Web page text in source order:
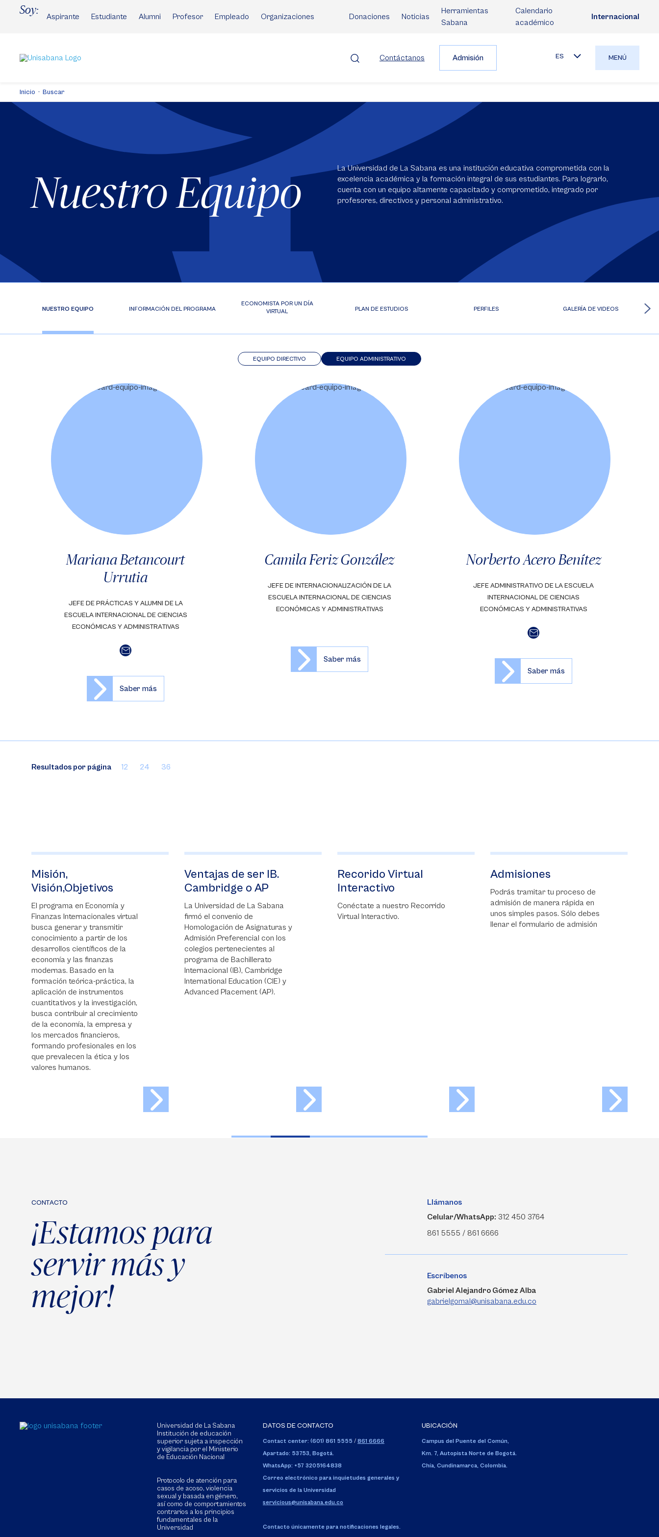
Soy:
Aspirante Estudiante Alumni Profesor Empleado Organizaciones Donaciones Noticias
Herramientas
Sabana
Calendario
académico
Internacional
Contáctanos Admisión ES MENÚ
Inicio Buscar
Nuestro Equipo
La Universidad de La Sabana es una institución educativa comprometida con la
excelencia académica y la formación integral de sus estudiantes. Para lograrlo,
cuenta con un equipo altamente capacitado y comprometido, integrado por
profesores, directivos y personal administrativo.
NUESTRO EQUIPO INFORMACIÓN DEL PROGRAMA
ECONOMISTA POR UN DÍA
VIRTUAL
PLAN DE ESTUDIOS PERFILES GALERÍA DE VIDEOS
EQUIPO ADMINISTRATIVO
EQUIPO DIRECTIVO
Mariana Betancourt
Urrutia
JEFE DE PRÁCTICAS Y ALUMNI DE LA
ESCUELA INTERNACIONAL DE CIENCIAS
ECONÓMICAS Y ADMINISTRATIVAS
Saber más
Camila Feriz González
JEFE DE INTERNACIONALIZACIÓN DE LA
ESCUELA INTERNACIONAL DE CIENCIAS
ECONÓMICAS Y ADMINISTRATIVAS
Saber más
Norberto Acero Benítez
JEFE ADMINISTRATIVO DE LA ESCUELA
INTERNACIONAL DE CIENCIAS
ECONÓMICAS Y ADMINISTRATIVAS
Saber más
Resultados por página 12 24 36
Cambridge o AP
La Universidad de La Sabana
firmó el convenio de
Homologación de Asignaturas y
Admisión Preferencial con los
colegios pertenecientes al
programa de Bachillerato
Internacional (IB), Cambridge
International Education (CIE) y
Advanced Placement (AP).
Recorido Virtual
Interactivo
Conéctate a nuestro Recorrido
Virtual Interactivo.
Admisiones
Podrás tramitar tu proceso de
admisión de manera rápida en
unos simples pasos. Sólo debes
Programas
Podrás tramitar tu proceso de
admisión de manera rápida en
unos simples pasos. Sólo debes
llenar el formulario de admisión,
CONTACTO
¡Estamos para
servir más y
mejor!
Llámanos
Celular/WhatsApp: 312 450 3764
861 5555 / 861 6666
Escríbenos
Gabriel Alejandro Gómez Alba
gabrielgomal@unisabana.edu.co
Universidad de La Sabana
Institución de educación
superior sujeta a inspección
y vigilancia por el Ministerio
de Educación Nacional
Protocolo de atención para
casos de acoso, violencia
sexual y basada en género,
así como de comportamientos
contrarios a los principios
fundamentales de la
Universidad
DATOS DE CONTACTO
Contact center: (601) 861 5555 / 861 6666
Apartado: 53753, Bogotá.
WhatsApp: +57 3205164838
Correo electrónico para inquietudes generales y
servicios de la Universidad
servicious@unisabana.edu.co
Contacto únicamente para notificaciones legales.
UBICACIÓN
Campus del Puente del Común,
Km. 7, Autopista Norte de Bogotá.
Chía, Cundinamarca, Colombia.